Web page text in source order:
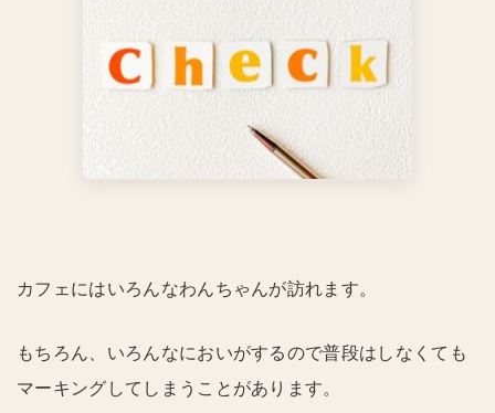
カフェにはいろんなわんちゃんが訪れます。
もちろん、いろんなにおいがするので普段はしなくても
マーキングしてしまうことがあります。